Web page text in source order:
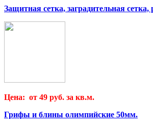
Защитная сетка, заградительная сетка,
Цена: от 49 руб. за кв.м.
Грифы и блины олимпийские 50мм.